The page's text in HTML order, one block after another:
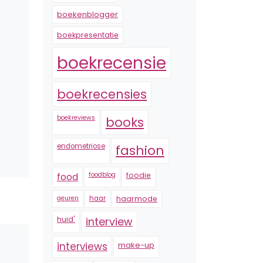
boekenblogger
boekpresentatie
boekrecensie
boekrecensies
boekreviews books
endometriose fashion
food foodblog foodie
geuren haar haarmode
huid' interview
interviews make-up